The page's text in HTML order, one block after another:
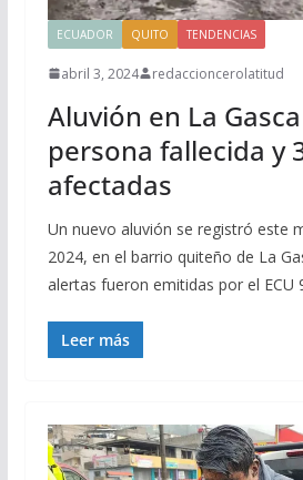
ECUADOR QUITO TENDENCIAS
abril 3, 2024 redaccioncerolatitud
Aluvión en La
persona fallecida y
afectadas
Un nuevo aluvión se registró este
2024, en el barrio quiteño de La
alertas fueron emitidas por el ECU
Leer más